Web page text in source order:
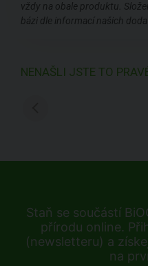
vždy na obale produktu.
bázi dle informací našich
NENAŠLI JSTE TO
Staň se součástí
přírodu online.
(newsletteru) a
na